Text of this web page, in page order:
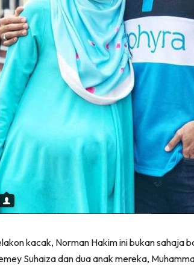
kacak, Norman Hakim ini bukan sahaja
Suhaiza dan dua anak mereka,